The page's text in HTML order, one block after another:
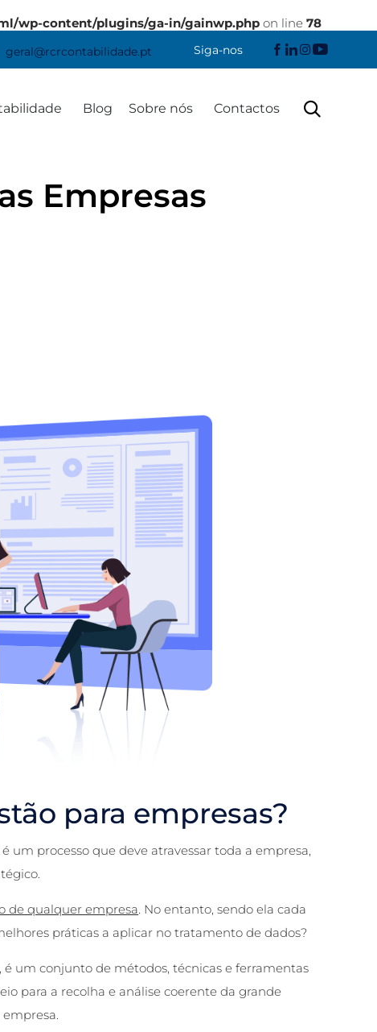
wp-content/plugins/ga-in/gainwp.php on line 78
geral@rcrcontabilidade.pt Siga-nos
Blog Sobre nós Contactos 
Empresas
para empresas?
é um processo que deve atravessar toda a empresa,
de qualquer empresa. No entanto, sendo ela cada
práticas a aplicar no tratamento de dados?
, é um conjunto de métodos, técnicas e ferramentas
para a recolha e análise coerente da grande